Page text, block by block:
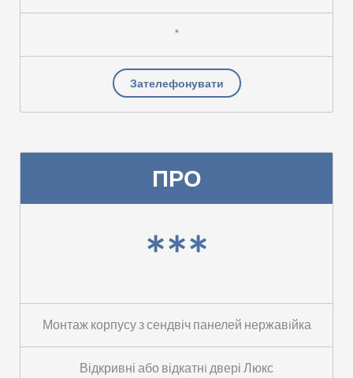
*
Зателефонувати
ПРО
***
Монтаж корпусу з сендвіч панелей нержавiйка
Відкривні або відкатнi двері Люкс